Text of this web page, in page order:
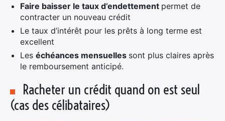
Faire baisser le taux d’endettement permet de
contracter un nouveau crédit
Le taux d’intérêt pour les prêts à long terme est
excellent
Les échéances mensuelles sont plus claires après
le remboursement anticipé.
Racheter un crédit quand on est seul
(cas des célibataires)